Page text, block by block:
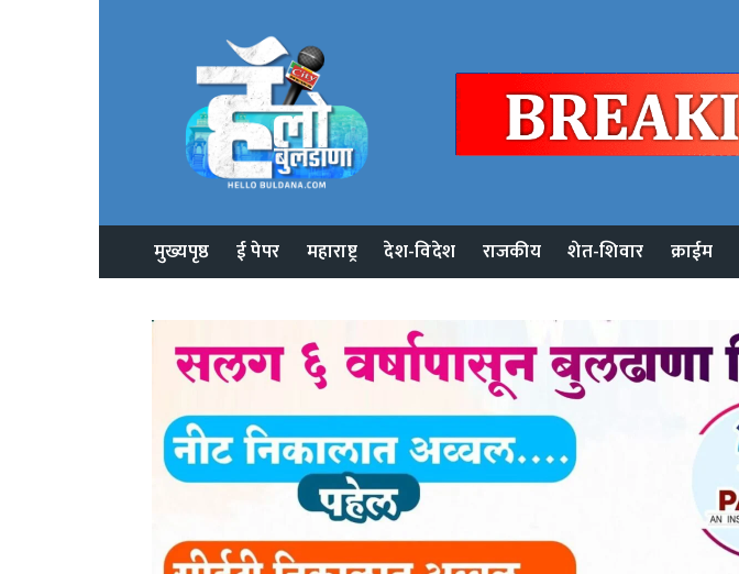
मुख्यपृष्ठ ई पेपर महाराष्ट्र देश-विदेश राजकीय शेत-शिवार क्राईम